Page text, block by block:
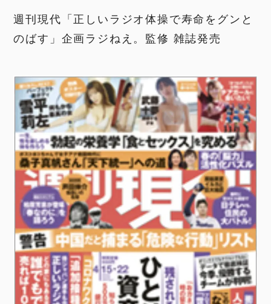
週刊現代「正しいラジオ体操で寿命をグンと
のばす」企画ラジねえ。監修 雑誌発売